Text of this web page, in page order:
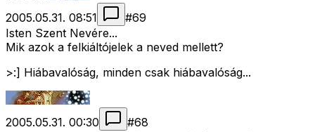
2005.05.31. 08:51 #69
Isten Szent Nevére...
Mik azok a felkiáltójelek a neved mellett?
>:] Hiábavalóság, minden csak hiábavalóság...
2005.05.31. 00:30 #68